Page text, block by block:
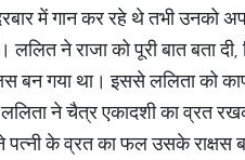
में गान कर रहे थे तभी उनको
ने राजा को पूरी बात बता
बन गया था। इससे ललिता को
ने चैत्र एकादशी का व्रत
पत्नी के व्रत का फल उसके राक्षस